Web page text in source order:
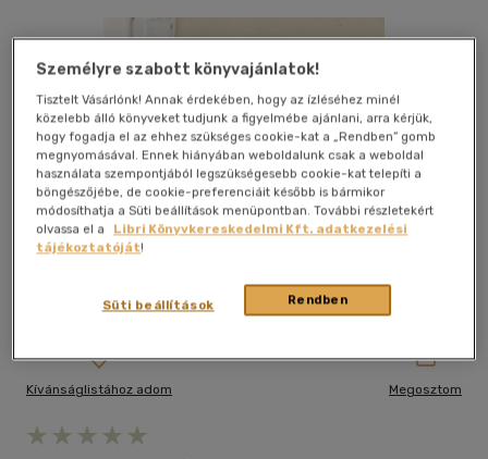
Kívánságlistához adom Megosztom
Személyre szabott könyvajánlatok!
Tisztelt Vásárlónk! Annak érdekében, hogy az ízléséhez minél
közelebb álló könyveket tudjunk a figyelmébe ajánlani, arra kérjük,
hogy fogadja el az ehhez szükséges cookie-kat a „Rendben” gomb
megnyomásával. Ennek hiányában weboldalunk csak a weboldal
használata szempontjából legszükségesebb cookie-kat telepíti a
böngészőjébe, de cookie-preferenciáit később is bármikor
módosíthatja a Süti beállítások menüpontban. További részletekért
olvassa el a
Libri Könyvkereskedelmi Kft. adatkezelési
tájékoztatóját!
Rendben
Süti beállítások